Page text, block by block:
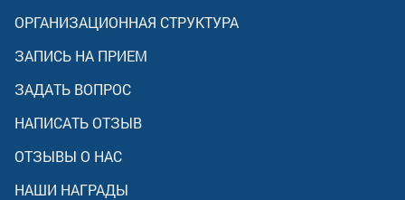
ОРГАНИЗАЦИОННАЯ СТРУКТУРА
ЗАПИСЬ НА ПРИЕМ
ЗАДАТЬ ВОПРОС
НАПИСАТЬ ОТЗЫВ
ОТЗЫВЫ О НАС
НАШИ НАГРАДЫ